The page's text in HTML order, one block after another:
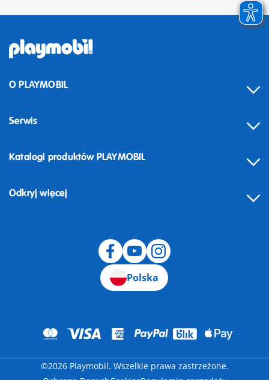
O PLAYMOBIL
Serwis
Odstąpienie od umowy
Katalogi produktów PLAYMOBIL
Odkryj więcej
Polska
©2026 Playmobil. Wszelkie prawa zastrzeżone.